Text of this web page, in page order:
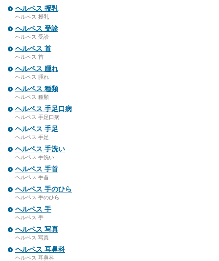
ヘルペス 授乳
ヘルペス 授乳
ヘルペス 受診
ヘルペス 受診
ヘルペス 首
ヘルペス 首
ヘルペス 腫れ
ヘルペス 腫れ
ヘルペス 種類
ヘルペス 種類
ヘルペス 手足口病
ヘルペス 手足口病
ヘルペス 手足
ヘルペス 手足
ヘルペス 手洗い
ヘルペス 手洗い
ヘルペス 手首
ヘルペス 手首
ヘルペス 手のひら
ヘルペス 手のひら
ヘルペス 手
ヘルペス 手
ヘルペス 写真
ヘルペス 写真
ヘルペス 耳鼻科
ヘルペス 耳鼻科